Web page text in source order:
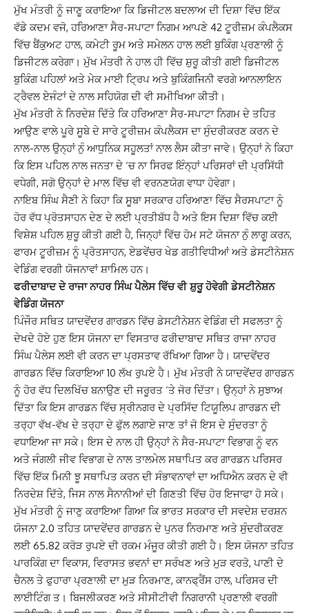
ਮੁੱਖ ਮੰਤਰੀ ਨੂੰ ਜਾਣੂ ਕਰਾਇਆ ਕਿ ਡਿਜੀਟਲ ਬਦਲਾਅ ਦੀ ਦਿਸ਼ਾ ਵਿੱਚ ਇੱਕ
ਵੱਡੇ ਕਦਮ ਵਜੋ, ਹਰਿਆਣਾ ਸੈਰ-ਸਪਾਟਾ ਨਿਗਮ ਆਪਣੇ 42 ਟੂਰੀਜ਼ਮ ਕੰਪਲੈਕਸ
ਵਿੱਚ ਬੈਂਕੁਅਟ ਹਾਲ, ਕਮੇਟੀ ਰੂਮ ਅਤੇ ਸਮੇਲਨ ਹਾਲ ਲਈ ਬੁਕਿੰਗ ਪ੍ਰਣਾਲੀ ਨੂੰ
ਡਿਜੀਟਲ ਕਰੇਗਾ। ਮੁੱਖ ਮੰਤਰੀ ਨੇ ਹਾਲ ਹੀ ਵਿੱਚ ਸ਼ੁਰੂ ਕੀਤੀ ਗਈ ਡਿਜੀਟਲ
ਬੁਕਿੰਗ ਪਹਿਲਾਂ ਅਤੇ ਮੇਕ ਮਾਈ ਟ੍ਰਿਪ ਅਤੇ ਬੁਕਿੰਗਜਿਨੀ ਵਰਗੇ ਆਨਲਾਇਨ
ਟ੍ਰੈਵਲ ਏਜੰਟਾਂ ਦੇ ਨਾਲ ਸਹਿਯੋਗ ਦੀ ਵੀ ਸਮੀਖਿਆ ਕੀਤੀ।
ਮੁੱਖ ਮੰਤਰੀ ਨੇ ਨਿਰਦੇਸ਼ ਦਿੱਤੇ ਕਿ ਹਰਿਆਣਾ ਸੈਰ-ਸਪਾਟਾ ਨਿਗਮ ਦੇ ਤਹਿਤ
ਆਉਣ ਵਾਲੇ ਪੂਰੇ ਸੂਬੇ ਦੇ ਸਾਰੇ ਟੂਰੀਜ਼ਮ ਕੰਪਲੈਕਸ ਦਾ ਸੁੰਦਰੀਕਰਣ ਕਰਨ ਦੇ
ਨਾਲ-ਨਾਲ ਉਨ੍ਹਾਂ ਨੁੰ ਆਧੁਨਿਕ ਸਹੂਲਤਾਂ ਨਾਲ ਲੈਸ ਕੀਤਾ ਜਾਵੇ। ਉਨ੍ਹਾਂ ਨੇ ਕਿਹਾ
ਕਿ ਇਸ ਪਹਿਲ ਨਾਲ ਜਨਤਾ ਦੇ ‘ਚ ਨਾ ਸਿਰਫ ਇੰਨ੍ਹਾਂ ਪਰਿਸਰਾਂ ਦੀ ਪ੍ਰਸਿੱਧੀ
ਵਧੇਗੀ, ਸਗੋ ਉਨ੍ਹਾਂ ਦੇ ਮਾਲ ਵਿੱਚ ਵੀ ਵਰਨਣਯੋਗ ਵਾਧਾ ਹੋਵੇਗਾ।
ਨਾਇਬ ਸਿੰਘ ਸੈਣੀ ਨੇ ਕਿਹਾ ਕਿ ਸੂਬਾ ਸਰਕਾਰ ਹਰਿਆਣਾ ਵਿੱਚ ਸੈਰਸਪਾਟਾ ਨੂੰ
ਹੋਰ ਵੱਧ ਪ੍ਰੋਤਸਾਹਨ ਦੇਣ ਦੇ ਲਈ ਪ੍ਰਤੀਬੱਧ ਹੈ ਅਤੇ ਇਸ ਦਿਸ਼ਾ ਵਿੱਚ ਕਈ
ਵਿਸ਼ੇਸ਼ ਪਹਿਲ ਸ਼ੁਰੂ ਕੀਤੀ ਗਈ ਹੈ, ਜਿਨ੍ਹਾਂ ਵਿੱਚ ਹੋਮ ਸਟੇ ਯੋਜਨਾ ਨੁੰ ਲਾਗੂ ਕਰਨ,
ਫਾਰਮ ਟੂਰੀਜ਼ਮ ਨੂੰ ਪ੍ਰੋਤਸਾਹਨ, ਏਡਵੇਂਚਰ ਖੇਡ ਗਤੀਵਿਧੀਆਂ ਅਤੇ ਡੇਸਟੀਨੇਸ਼ਨ
ਵੇਡਿੰਗ ਵਰਗੀ ਯੋਜਨਾਵਾਂ ਸ਼ਾਮਿਲ ਹਨ।
ਫਰੀਦਾਬਾਦ ਦੇ ਰਾਜਾ ਨਾਹਰ ਸਿੰਘ ਪੈਲੇਸ ਵਿੱਚ ਵੀ ਸ਼ੁਰੂ ਹੋਵੇਗੀ ਡੇਸਟੀਨੇਸ਼ਨ
ਵੇਡਿੰਗ ਯੋਜਨਾ
ਪਿੰਜੌਰ ਸਥਿਤ ਯਾਦਵੇਂਦਰ ਗਾਰਡਨ ਵਿੱਚ ਡੇਸਟੀਨੇਸ਼ਨ ਵੇਡਿੰਗ ਦੀ ਸਫਲਤਾ ਨੂੰ
ਦੇਖਦੇ ਹੋਏ ਹੁਣ ਇਸ ਯੋਜਨਾ ਦਾ ਵਿਸਤਾਰ ਫਰੀਦਾਬਾਦ ਸਥਿਤ ਰਾਜਾ ਨਾਹਰ
ਸਿੰਘ ਪੈਲੇਸ ਲਈ ਵੀ ਕਰਨ ਦਾ ਪ੍ਰਸਤਾਵ ਰੱਖਿਆ ਗਿਆ ਹੈ। ਯਾਦਵੇਂਦਰ
ਗਾਰਡਨ ਵਿੱਚ ਕਿਰਾਇਆ 10 ਲੱਖ ਰੁਪਏ ਹੈ। ਮੁੱਖ ਮੰਤਰੀ ਨੇ ਯਾਦਵੇਂਦਰ ਗਾਰਡਨ
ਨੂੰ ਹੋਰ ਵੱਧ ਦਿਲਖਿੱਚ ਬਨਾਉਣ ਦੀ ਜਰੂਰਤ ‘ਤੇ ਜੋਰ ਦਿੱਤਾ। ਉਨ੍ਹਾਂ ਨੇ ਸੁਝਾਅ
ਦਿੱਤਾ ਕਿ ਇਸ ਗਾਰਡਨ ਵਿੱਚ ਸ੍ਰੀਨਗਰ ਦੇ ਪ੍ਰਸਿੱਦ ਟਿਯੂਲਿਪ ਗਾਰਡਨ ਦੀ
ਤਰ੍ਹਾ ਵੱਖ-ਵੱਖ ਦੇ ਤਰ੍ਹਾ ਦੇ ਫੁੱਲ ਲਗਾਏ ਜਾਣ ਤਾਂ ਜੋ ਇਸ ਦੇ ਸੁੰਦਰਤਾ ਨੂੰ
ਵਧਾਇਆ ਜਾ ਸਕੇ। ਇਸ ਦੇ ਨਾਲ ਹੀ ਉਨ੍ਹਾਂ ਨੇ ਸੈਰ-ਸਪਾਟਾ ਵਿਭਾਗ ਨੂੰ ਵਨ
ਅਤੇ ਜੰਗਲੀ ਜੀਵ ਵਿਭਾਗ ਦੇ ਨਾਲ ਤਾਲਮੇਲ ਸਥਾਪਿਤ ਕਰ ਗਾਰਡਨ ਪਰਿਸਰ
ਵਿੱਚ ਇੱਕ ਮਿਨੀ ਝੂ ਸਥਾਪਿਤ ਕਰਨ ਦੀ ਸੰਭਾਵਨਾਵਾਂ ਦਾ ਅਧਿਐਨ ਕਰਨ ਦੇ ਵੀ
ਨਿਰਦੇਸ਼ ਦਿੱਤੇ, ਜਿਸ ਨਾਲ ਸੈਨਾਨੀਆਂ ਦੀ ਗਿਣਤੀ ਵਿੱਚ ਹੋਰ ਇਜਾਫਾ ਹੋ ਸਕੇ।
ਮੁੱਖ ਮੰਤਰੀ ਨੂੰ ਜਾਣੁ ਕਰਾਇਆ ਗਿਆ ਕਿ ਭਾਰਤ ਸਰਕਾਰ ਦੀ ਸਵਦੇਸ਼ ਦਰਸ਼ਨ
ਯੋਜਨਾ 2.0 ਤਹਿਤ ਯਾਦਵੇਂਦਰ ਗਾਰਡਨ ਦੇ ਪੁਨਰ ਨਿਰਮਾਣ ਅਤੇ ਸੁੰਦਰੀਕਰਣ
ਲਈ 65.82 ਕਰੋੜ ਰੁਪਏ ਦੀ ਰਕਮ ਮੰਜੂਰ ਕੀਤੀ ਗਈ ਹੈ। ਇਸ ਯੋਜਨਾ ਤਹਿਤ
ਪਾਰਕਿੰਗ ਦਾ ਵਿਕਾਸ, ਵਿਰਾਸਤ ਭਵਨਾਂ ਦਾ ਸਰੰਖਣ ਅਤੇ ਮੁੜ ਵਰਤੋ, ਪਾਣੀ ਦੇ
ਚੈਨਲ ਤੇ ਫੁਹਾਰਾ ਪ੍ਰਣਾਲੀ ਦਾ ਮੁੜ ਨਿਰਮਾਣ, ਕਾਨਫ੍ਰੈਂਸ ਹਾਲ, ਪਰਿਸਰ ਦੀ
ਲਾਈਟਿੰਗ ਤ। ਬਿਜਲੀਕਰਣ ਅਤੇ ਸੀਸੀਟੀਵੀ ਨਿਗਰਾਨੀ ਪ੍ਰਣਾਲੀ ਵਰਗੀ